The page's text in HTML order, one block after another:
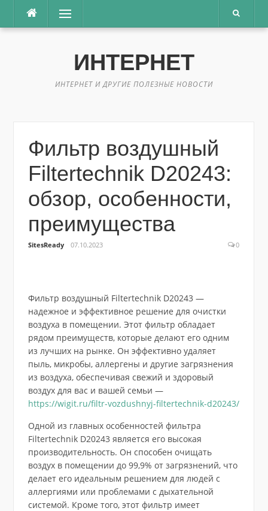
Перейти
содержимому
Меню
ИНТЕРНЕТ
ИНТЕРНЕТ И ДРУГИЕ ПОЛЕЗНЫЕ НОВОСТИ
Фильтр воздушный
Filtertechnik D20243:
обзор, особенности,
преимущества
SitesReady 07.10.2023 0
Фильтр воздушный Filtertechnik D20243 —
надежное и эффективное решение для очистки
воздуха в помещении. Этот фильтр обладает
рядом преимуществ, которые делают его одним
из лучших на рынке. Он эффективно удаляет
пыль, микробы, аллергены и другие загрязнения
из воздуха, обеспечивая свежий и здоровый
воздух для вас и вашей семьи —
https://wigit.ru/filtr-vozdushnyj-filtertechnik-d20243/
Одной из главных особенностей фильтра
Filtertechnik D20243 является его высокая
производительность. Он способен очищать
воздух в помещении до 99,9% от загрязнений, что
делает его идеальным решением для людей с
аллергиями или проблемами с дыхательной
системой. Кроме того, этот фильтр имеет